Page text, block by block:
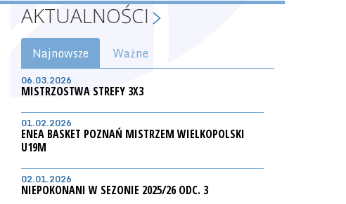
AKTUALNOŚCI
Najnowsze Ważne
06.03.2026
MISTRZOSTWA STREFY 3X3
01.02.2026
ENEA BASKET POZNAŃ MISTRZEM WIELKOPOLSKI
U19M
02.01.2026
NIEPOKONANI W SEZONIE 2025/26 ODC. 3